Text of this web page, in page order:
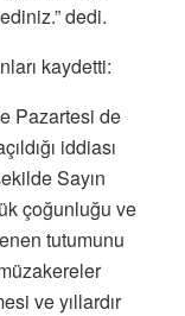
dedi.
kaydetti:
Pazartesi de
iddiası
Sayın
çoğunluğu ve
tutumunu
ve yıllardır